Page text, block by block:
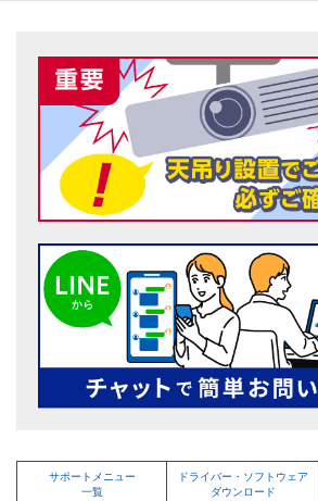
サポートメニュー
一覧
ドライバー・ソフトウェア
ダウンロード